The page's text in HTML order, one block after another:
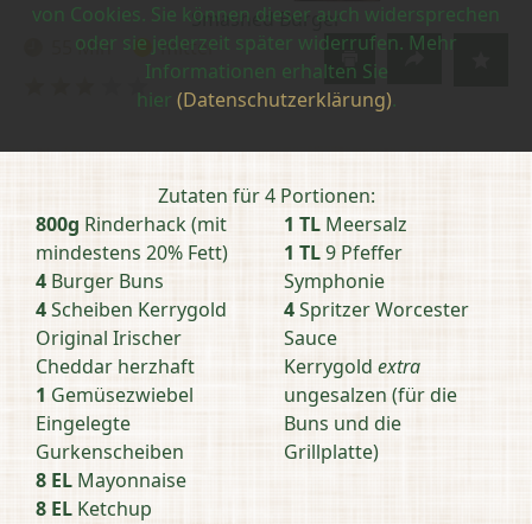
von Cookies. Sie können dieser auch widersprechen
oder sie jederzeit später widerrufen. Mehr
Informationen erhalten Sie
hier (Datenschutzerklärung).
Smashed Burger
Zubereitungszeit:
55 Min Schwierigkeit:
mittel
Zutaten für 4 Portionen:
800g Rinderhack (mit
mindestens 20% Fett)
4 Burger Buns
4Scheiben Kerrygold
Original Irischer
Cheddar herzhaft
1 Gemüsezwiebel
Eingelegte
Gurkenscheiben
8 EL Mayonnaise
8 EL Ketchup
1 TL Meersalz
1 TL9 Pfeffer
Symphonie
4Spritzer Worcester
Sauce
Kerrygold extra
ungesalzen (für die
Buns und die
Grillplatte)